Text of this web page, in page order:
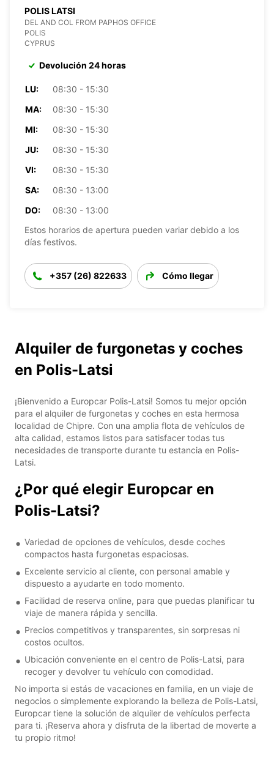
POLIS LATSI
DEL AND COL FROM PAPHOS OFFICE
POLIS
CYPRUS
Devolución 24 horas
LU:
08:30 - 15:30
MA:
08:30 - 15:30
MI:
08:30 - 15:30
JU:
08:30 - 15:30
VI:
08:30 - 15:30
SA:
08:30 - 13:00
DO:
08:30 - 13:00
Estos horarios de apertura pueden variar debido a los
días festivos.
+357 (26) 822633 Cómo llegar
Alquiler de furgonetas y coches
en Polis-Latsi
¡Bienvenido a Europcar Polis-Latsi! Somos tu mejor opción
para el alquiler de furgonetas y coches en esta hermosa
localidad de Chipre. Con una amplia flota de vehículos de
alta calidad, estamos listos para satisfacer todas tus
necesidades de transporte durante tu estancia en Polis-
Latsi.
¿Por qué elegir Europcar en
Polis-Latsi?
Variedad de opciones de vehículos, desde coches
compactos hasta furgonetas espaciosas.
Excelente servicio al cliente, con personal amable y
dispuesto a ayudarte en todo momento.
Facilidad de reserva online, para que puedas planificar tu
viaje de manera rápida y sencilla.
Precios competitivos y transparentes, sin sorpresas ni
costos ocultos.
Ubicación conveniente en el centro de Polis-Latsi, para
recoger y devolver tu vehículo con comodidad.
No importa si estás de vacaciones en familia, en un viaje de
negocios o simplemente explorando la belleza de Polis-Latsi,
Europcar tiene la solución de alquiler de vehículos perfecta
para ti. ¡Reserva ahora y disfruta de la libertad de moverte a
tu propio ritmo!